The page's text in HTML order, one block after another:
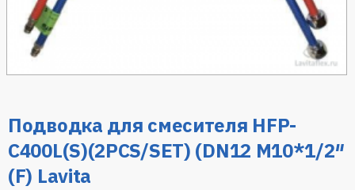
Подводка для смесителя HFP-
C400L(S)(2PCS/SET) (DN12 M10*1/2″
(F) Lavita